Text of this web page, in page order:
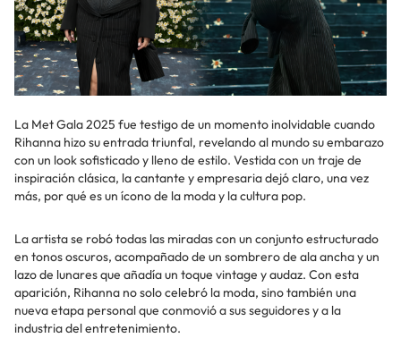
La Met Gala 2025 fue testigo de un momento inolvidable cuando
Rihanna hizo su entrada triunfal, revelando al mundo su embarazo
con un look sofisticado y lleno de estilo. Vestida con un traje de
inspiración clásica, la cantante y empresaria dejó claro, una vez
más, por qué es un ícono de la moda y la cultura pop.
La artista se robó todas las miradas con un conjunto estructurado
en tonos oscuros, acompañado de un sombrero de ala ancha y un
lazo de lunares que añadía un toque vintage y audaz. Con esta
aparición, Rihanna no solo celebró la moda, sino también una
nueva etapa personal que conmovió a sus seguidores y a la
industria del entretenimiento.